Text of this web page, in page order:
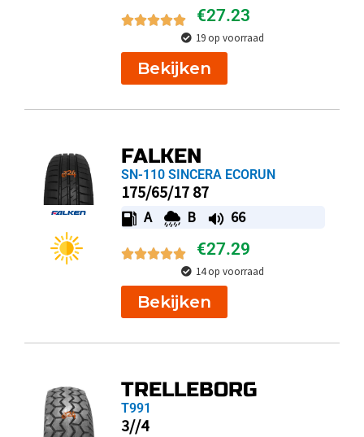
€27.23
19 op voorraad
Bekijken
FALKEN
SN-110 SINCERA ECORUN
175/65/17 87
A B 66
€27.29
14 op voorraad
Bekijken
TRELLEBORG
T991
3//4